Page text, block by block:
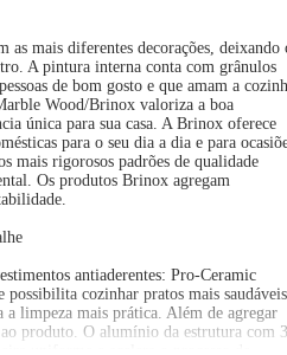
as mais diferentes decorações, deixando
A pintura interna conta com grânulos
de bom gosto e que amam a
Wood/Brinox valoriza a boa
única para sua casa. A Brinox oferece
para o seu dia a dia e para
mais rigorosos padrões de qualidade
Os produtos Brinox agregam
antiaderentes: Pro-Ceramic
cozinhar pratos mais
a limpeza mais prática. Além de agregar
produto. O alumínio da estrutura com 3